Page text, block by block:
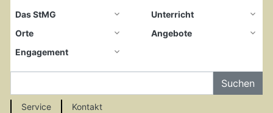
Das StMG
Unterricht
Orte
Angebote
Engagement
Service Kontakt